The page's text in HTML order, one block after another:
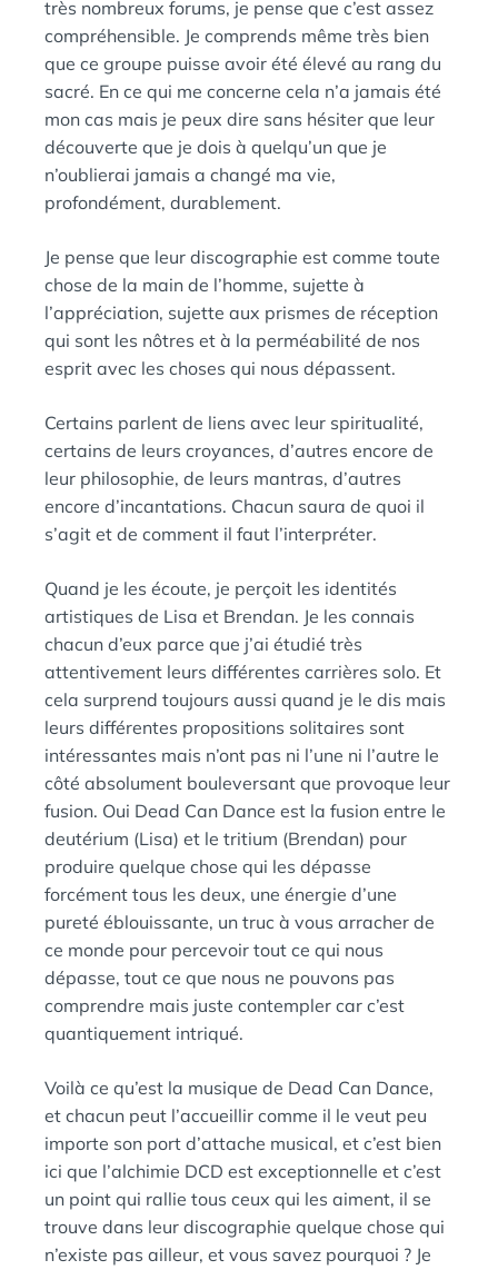
très nombreux forums, je pense que c’est assez
compréhensible. Je comprends même très bien
que ce groupe puisse avoir été élevé au rang du
sacré. En ce qui me concerne cela n’a jamais été
mon cas mais je peux dire sans hésiter que leur
découverte que je dois à quelqu’un que je
n’oublierai jamais a changé ma vie,
profondément, durablement.
Je pense que leur discographie est comme toute
chose de la main de l’homme, sujette à
l’appréciation, sujette aux prismes de réception
qui sont les nôtres et à la perméabilité de nos
esprit avec les choses qui nous dépassent.
Certains parlent de liens avec leur spiritualité,
certains de leurs croyances, d’autres encore de
leur philosophie, de leurs mantras, d’autres
encore d’incantations. Chacun saura de quoi il
s’agit et de comment il faut l’interpréter.
Quand je les écoute, je perçoit les identités
artistiques de Lisa et Brendan. Je les connais
chacun d’eux parce que j’ai étudié très
attentivement leurs différentes carrières solo. Et
cela surprend toujours aussi quand je le dis mais
leurs différentes propositions solitaires sont
intéressantes mais n’ont pas ni l’une ni l’autre le
côté absolument bouleversant que provoque leur
fusion. Oui Dead Can Dance est la fusion entre le
deutérium (Lisa) et le tritium (Brendan) pour
produire quelque chose qui les dépasse
forcément tous les deux, une énergie d’une
pureté éblouissante, un truc à vous arracher de
ce monde pour percevoir tout ce qui nous
dépasse, tout ce que nous ne pouvons pas
comprendre mais juste contempler car c’est
quantiquement intriqué.
Voilà ce qu’est la musique de Dead Can Dance,
et chacun peut l’accueillir comme il le veut peu
importe son port d’attache musical, et c’est bien
ici que l’alchimie DCD est exceptionnelle et c’est
un point qui rallie tous ceux qui les aiment, il se
trouve dans leur discographie quelque chose qui
n’existe pas ailleur, et vous savez pourquoi ? Je